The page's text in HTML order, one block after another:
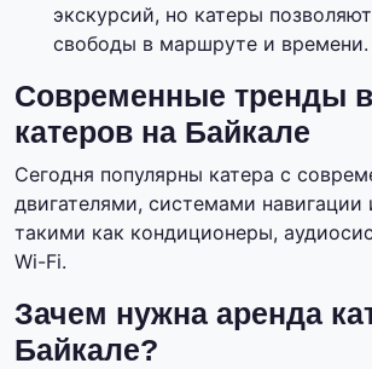
экскурсий, но катеры
свободы в маршруте и времени.
Современные тренды
катеров на Байкале
Сегодня популярны катера с
двигателями, системами навигации
такими как кондиционеры,
Wi-Fi.
Зачем нужна аренда
Байкале?